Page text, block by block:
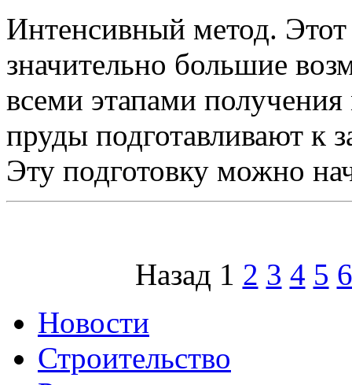
Интенсивный метод. Этот
значительно большие
всеми этапами
пруды подготавливают к
Эту подготовку можно
Назад 1 2 3 4 5 6
Новости
Строительство